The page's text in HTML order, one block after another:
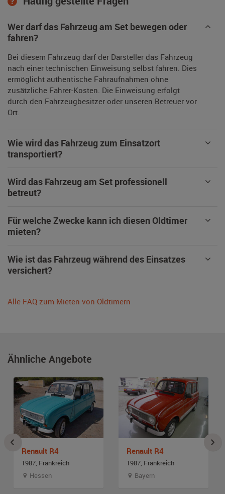
Wer darf das Fahrzeug am Set bewegen oder
fahren?
Bei diesem Fahrzeug darf der Darsteller das Fahrzeug
nach einer technischen Einweisung selbst fahren. Dies
ermöglicht authentische Fahraufnahmen ohne
zusätzliche Fahrer-Kosten. Die Einweisung erfolgt
durch den Fahrzeugbesitzer oder unseren Betreuer vor
Ort.
Wie wird das Fahrzeug zum Einsatzort
transportiert?
Wird das Fahrzeug am Set professionell
betreut?
Für welche Zwecke kann ich diesen Oldtimer
mieten?
Wie ist das Fahrzeug während des Einsatzes
versichert?
Alle FAQ zum Mieten von Oldtimern
Ähnliche Angebote
Renault R4
1987, Frankreich
Hessen
Renault R4
1987, Frankreich
Bayern